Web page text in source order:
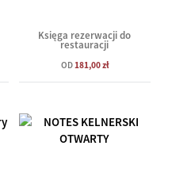
Księga rezerwacji do
restauracji
OD181,00 zł